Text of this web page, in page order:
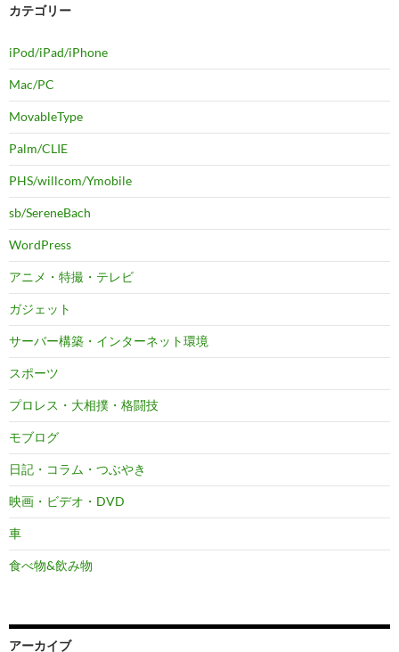
カテゴリー
iPod/iPad/iPhone
Mac/PC
MovableType
Palm/CLIE
PHS/willcom/Ymobile
sb/SereneBach
WordPress
アニメ・特撮・テレビ
ガジェット
サーバー構築・インターネット環境
スポーツ
プロレス・大相撲・格闘技
モブログ
日記・コラム・つぶやき
映画・ビデオ・DVD
車
食べ物&飲み物
アーカイブ